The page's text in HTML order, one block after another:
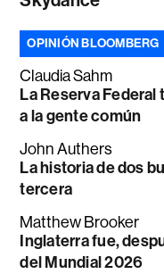
OPINIÓN BLOOMBERG
Claudia Sahm
La Reserva
a la gente común
John Authers
La historia de dos
tercera
Matthew Brooker
Inglaterra fue,
del Mundial 2026